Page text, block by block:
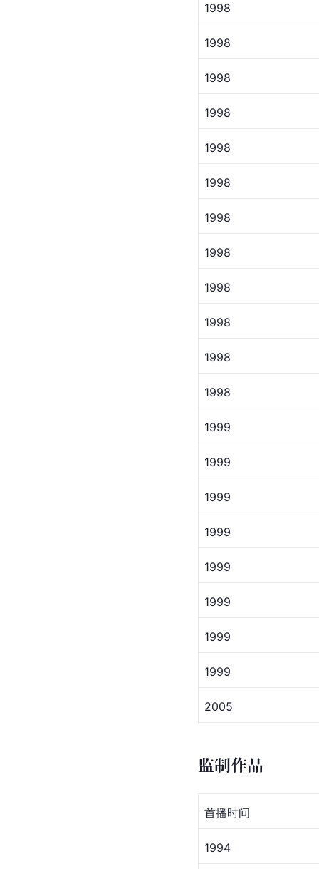
1998
1998
1998
1998
1998
1998
1998
1998
1998
1998
1998
1998
1999
1999
1999
1999
1999
1999
1999
1999
2005
监制作品
首播时间
1994